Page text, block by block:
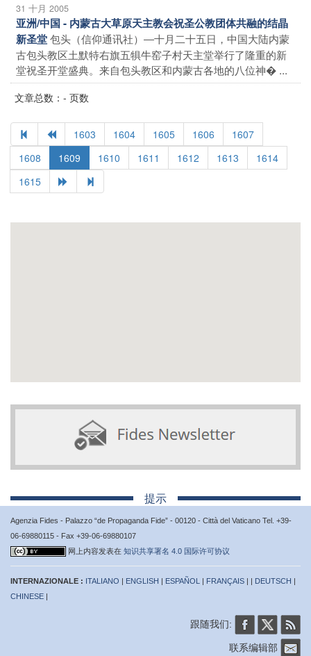
31 十月 2005
亚洲/中国 - 内蒙古大草原天主教会祝圣公教团体共融的结晶
新圣堂包头（信仰通讯社）―十月二十五日，中国大陆内蒙
古包头教区土默特右旗五犋牛窑子村天主堂举行了隆重的新
堂祝圣开堂盛典。来自包头教区和内蒙古各地的八位神� ...
文章总数：- 页数
1603 1604 1605 1606
1607
1608
1609 1610 1611 1612 1613
1614
1615
提示
Agenzia Fides - Palazzo “de Propaganda Fide” - 00120 - Città del Vaticano Tel. +39-
06-69880115 - Fax +39-06-69880107
网上内容发表在 知识共享署名 4.0 国际许可协议
INTERNAZIONALE : ITALIANO | ENGLISH | ESPAÑOL | FRANÇAIS | | DEUTSCH |
CHINESE |
跟随我们:
联系编辑部